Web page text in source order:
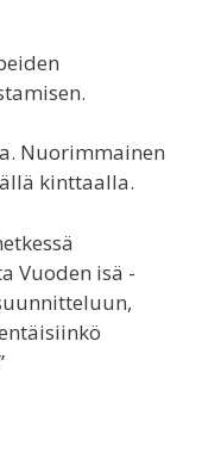
Nuorimmainen
kinttaalla.
Vuoden isä -